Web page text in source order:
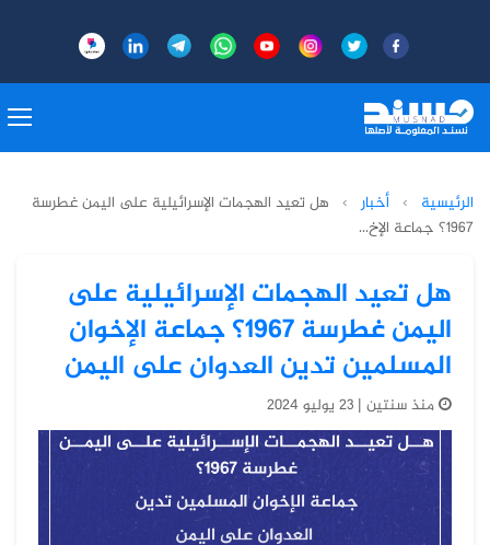
الرئيسية › أخبار › هل تعيد الهجمات الإسرائيلية على اليمن غطرسة
1967؟ جماعة الإخ...
هل تعيد الهجمات الإسرائيلية على
اليمن غطرسة 1967؟ جماعة الإخوان
المسلمين تدين العدوان على اليمن
منذ سنتين | 23 يوليو 2024